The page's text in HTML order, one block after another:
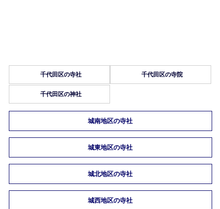
千代田区の寺社 千代田区の寺院
千代田区の神社
城南地区の寺社
城東地区の寺社
城北地区の寺社
城西地区の寺社